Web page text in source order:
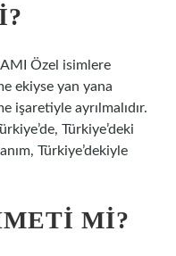
Özel isimlere
ekiyse yan yana
işaretiyle ayrılmalıdır.
Türkiye’deki
Türkiye’dekiyle
MI?